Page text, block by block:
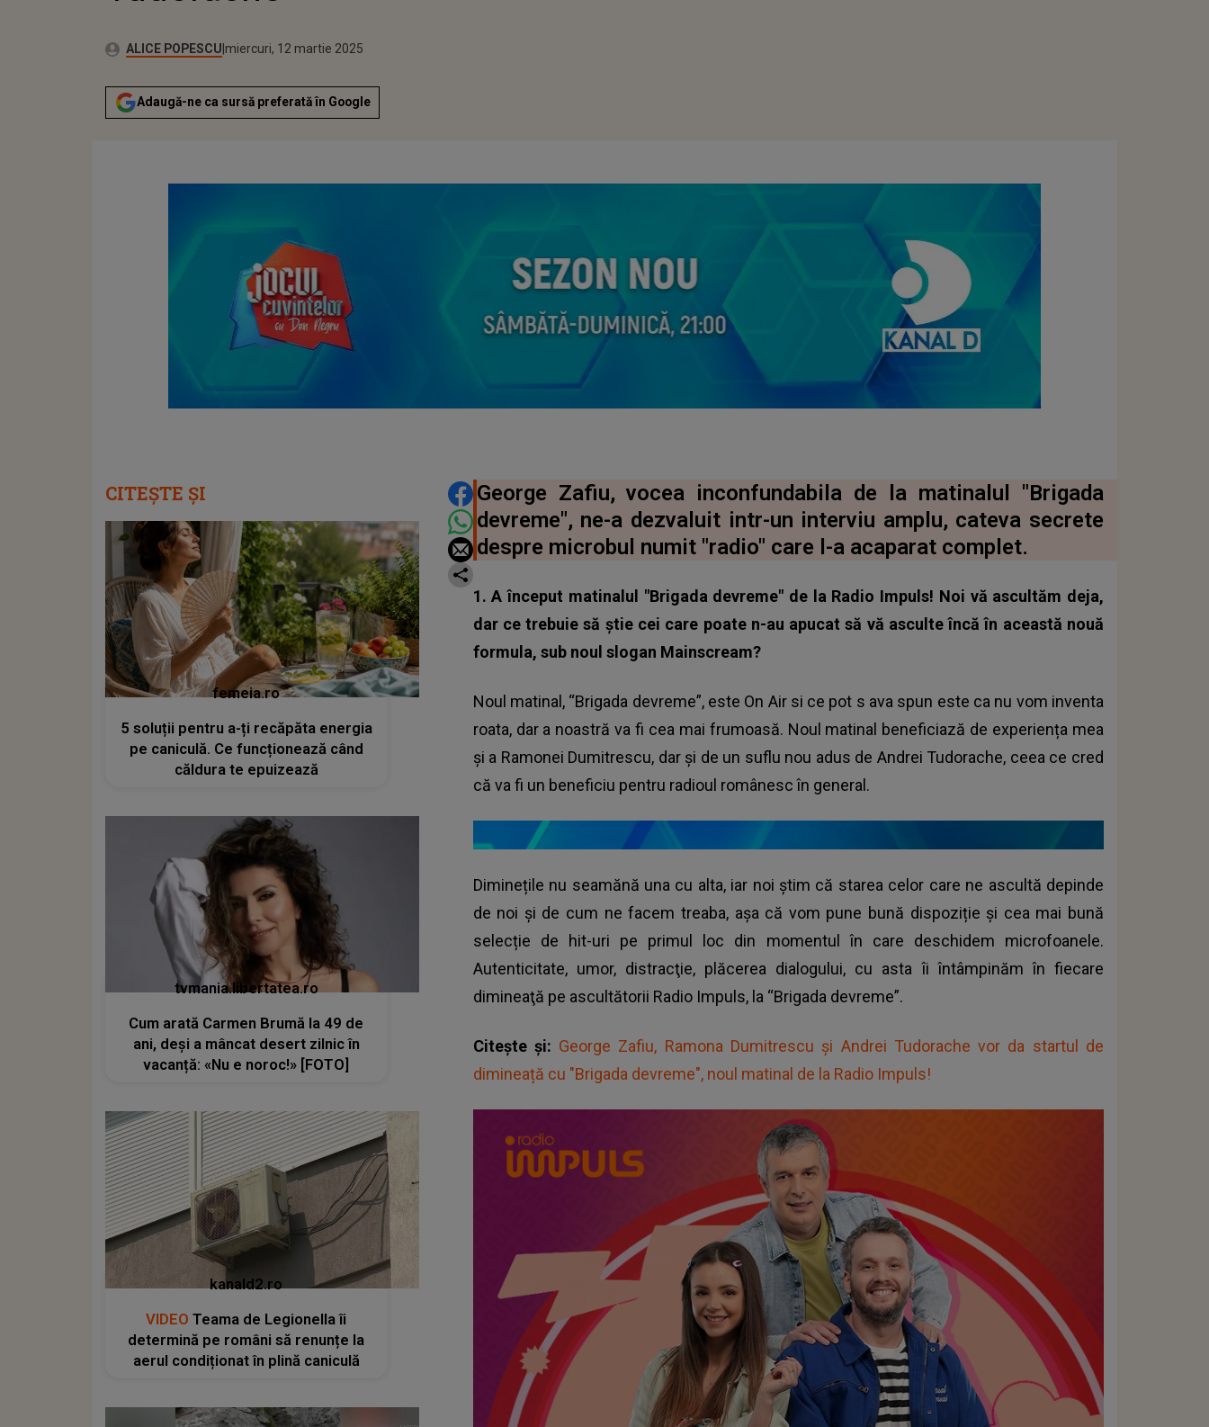
Autor:ALICE POPESCUPublicat:
marți, 11 martie 2025
Actualizat:
miercuri, 12 martie 2025
Adaugă-ne ca sursă preferată în Google
DISTRIBUIE ARTICOLUL
George Zafiu, vocea inconfundabila de la matinalul "Brigada
devreme", ne-a dezvaluit intr-un interviu amplu, cateva secrete
despre microbul numit "radio" care l-a acaparat complet.
1. A început matinalul "Brigada devreme" de la Radio Impuls! Noi vă ascultăm deja,
dar ce trebuie să știe cei care poate n-au apucat să vă asculte încă în această nouă
formula, sub noul slogan Mainscream?
Noul matinal, “Brigada devreme”, este On Air si ce pot s ava spun este ca nu vom inventa
roata, dar a noastră va fi cea mai frumoasă. Noul matinal beneficiază de experiența mea
și a Ramonei Dumitrescu, dar și de un suflu nou adus de Andrei Tudorache, ceea ce cred
că va fi un beneficiu pentru radioul românesc în general.
Diminețile nu seamănă una cu alta, iar noi știm că starea celor care ne ascultă depinde
de noi și de cum ne facem treaba, așa că vom pune bună dispoziție și cea mai bună
selecție de hit-uri pe primul loc din momentul în care deschidem microfoanele.
Autenticitate, umor, distracţie, plăcerea dialogului, cu asta îi întâmpinăm în fiecare
dimineaţă pe ascultătorii Radio Impuls, la “Brigada devreme”.
Citește și: George Zafiu, Ramona Dumitrescu și Andrei Tudorache vor da startul de
dimineață cu "Brigada devreme", noul matinal de la Radio Impuls!
CITEȘTE ȘI
femeia.ro
5 soluții pentru a-ți recăpăta energia
pe caniculă. Ce funcționează când
căldura te epuizează
tvmania.libertatea.ro
Cum arată Carmen Brumă la 49 de
ani, deși a mâncat desert zilnic în
vacanță: «Nu e noroc!» [FOTO]
kanald2.ro
VIDEO Teama de Legionella îi
determină pe români să renunțe la
aerul condiționat în plină caniculă